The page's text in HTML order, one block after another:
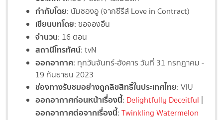
กำกับโดย: นัมซองอู (จากซีรีส์ Love in Contract)
เขียนบทโดย: ซอจองอึน
จำนวน: 16 ตอน
สถานีโทรทัศน์: tvN
ออกอากาศ: ทุกวันจันทร์-อังคาร วันที่ 31 กรกฎาคม -
19 กันยายน 2023
ช่องทางรับชมอย่างถูกลิขสิทธิ์ในประเทศไทย: VIU
ออกอากาศก่อนหน้าเรื่องนี้: Delightfully Deceitful |
ออกอากาศต่อจากเรื่องนี้: Twinkling Watermelon